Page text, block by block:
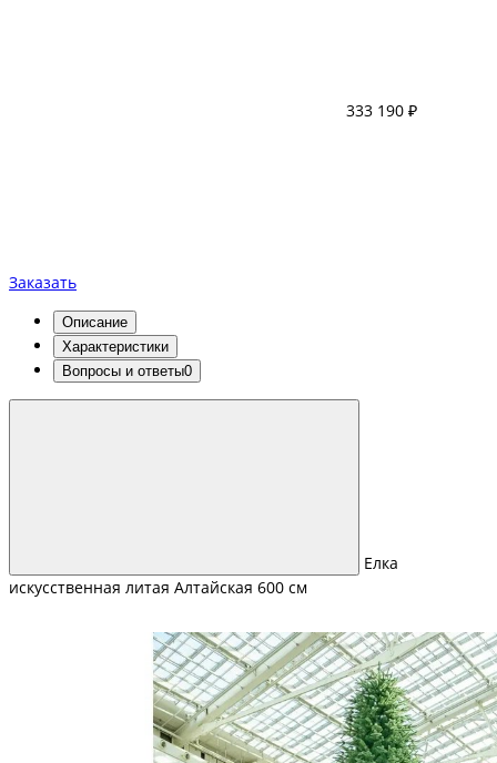
333 190 ₽
Заказать
Описание
Характеристики
Вопросы и ответы0
Елка
искусственная литая Алтайская 600 см